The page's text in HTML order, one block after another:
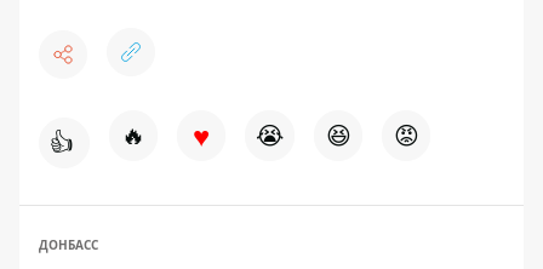
👍 🔥 ♥ 😭 😆 😡
ДОНБАСС